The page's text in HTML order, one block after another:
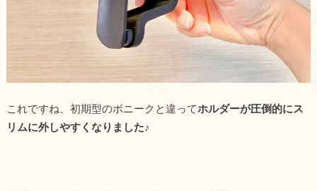
これですね、初期型のボニークと違ってホルダーが圧倒的にス
リムに外しやすくなりました♪